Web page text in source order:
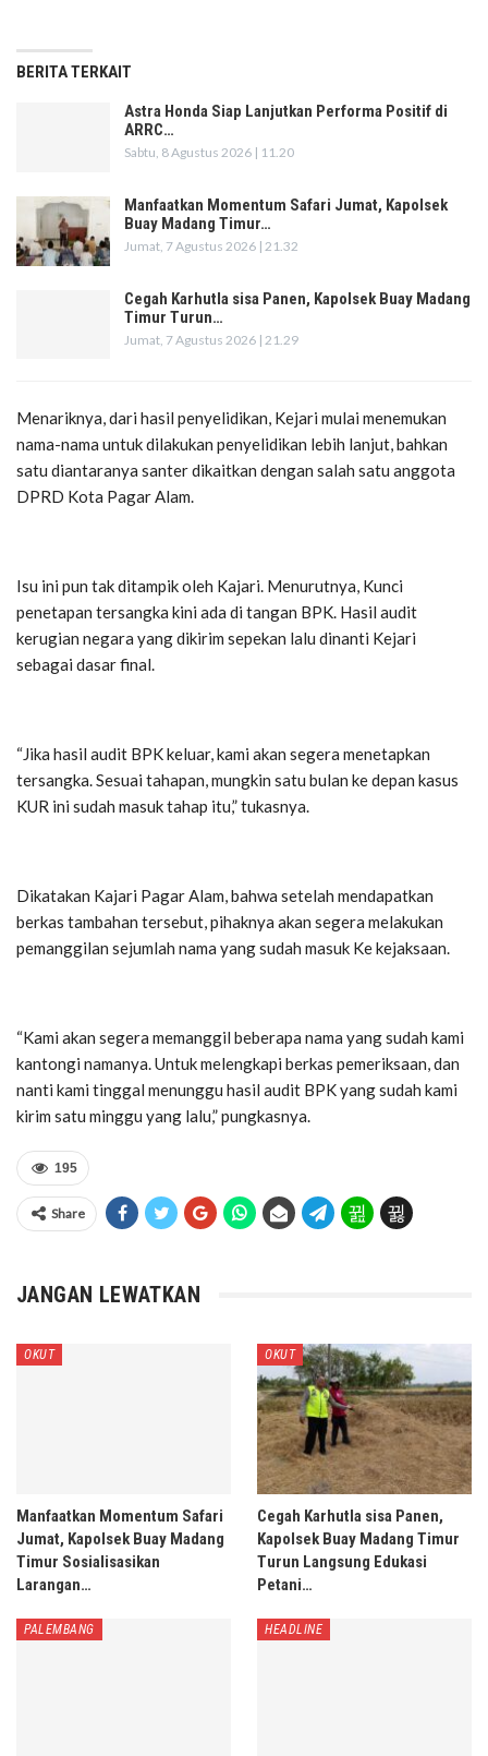
BERITA TERKAIT
Astra Honda Siap Lanjutkan Performa Positif di
ARRC…
Sabtu, 8 Agustus 2026 | 11.20
Manfaatkan Momentum Safari Jumat, Kapolsek
Buay Madang Timur…
Jumat, 7 Agustus 2026 | 21.32
Cegah Karhutla sisa Panen, Kapolsek Buay Madang
Timur Turun…
Jumat, 7 Agustus 2026 | 21.29
Menariknya, dari hasil penyelidikan, Kejari mulai menemukan
nama-nama untuk dilakukan penyelidikan lebih lanjut, bahkan
satu diantaranya santer dikaitkan dengan salah satu anggota
DPRD Kota Pagar Alam.
Isu ini pun tak ditampik oleh Kajari. Menurutnya, Kunci
penetapan tersangka kini ada di tangan BPK. Hasil audit
kerugian negara yang dikirim sepekan lalu dinanti Kejari
sebagai dasar final.
“Jika hasil audit BPK keluar, kami akan segera menetapkan
tersangka. Sesuai tahapan, mungkin satu bulan ke depan kasus
KUR ini sudah masuk tahap itu,” tukasnya.
Dikatakan Kajari Pagar Alam, bahwa setelah mendapatkan
berkas tambahan tersebut, pihaknya akan segera melakukan
pemanggilan sejumlah nama yang sudah masuk Ke kejaksaan.
“Kami akan segera memanggil beberapa nama yang sudah kami
kantongi namanya. Untuk melengkapi berkas pemeriksaan, dan
nanti kami tinggal menunggu hasil audit BPK yang sudah kami
kirim satu minggu yang lalu,” pungkasnya.
195
Share
JANGAN LEWATKAN
OKUT
Manfaatkan Momentum Safari
Jumat, Kapolsek Buay Madang
Timur Sosialisasikan
Larangan…
OKUT
Cegah Karhutla sisa Panen,
Kapolsek Buay Madang Timur
Turun Langsung Edukasi
Petani…
PALEMBANG HEADLINE